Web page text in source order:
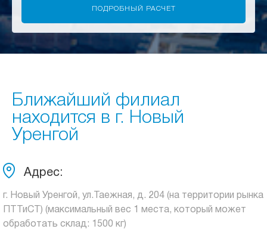
Ближайший филиал
находится в г. Новый
Уренгой
Адрес:
г. Новый Уренгой, ул.Таежная, д. 204 (на территории рынка
ПТТиСТ) (максимальный вес 1 места, который может
обработать склад: 1500 кг)